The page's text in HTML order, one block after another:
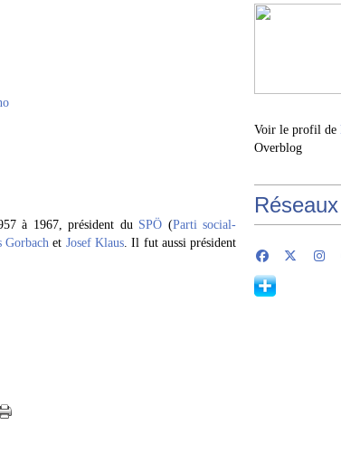
à 1967, président du SPÖ (Parti social-
Gorbach et Josef Klaus. Il fut aussi président
Voir le profil de
Overblog